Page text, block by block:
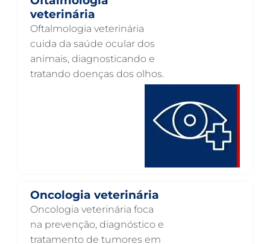
NEUROLOGIA ANIMAL EM GUARULHOS
NEFROLOGIA VETERINÁRIA EM GUARULHOS
LABORATÓRIO PET EM GUARULHOS
INTERNAÇÃO VETERINÁRIA EM GUARULHOS
INTENSIVISMO VETERINÁRIO EM GUARULHOS
HOSPITAL PARA ANIMAIS EM GUARULHOS
HEMATOLOGIA VETERINÁRIA EM GUARULHOS
veterinária
Oftalmologia veterinária
cuida da saúde ocular dos
animais, diagnosticando e
tratando doenças dos olhos.
Oncologia veterinária
Oncologia veterinária foca
na prevenção, diagnóstico e
tratamento de tumores em